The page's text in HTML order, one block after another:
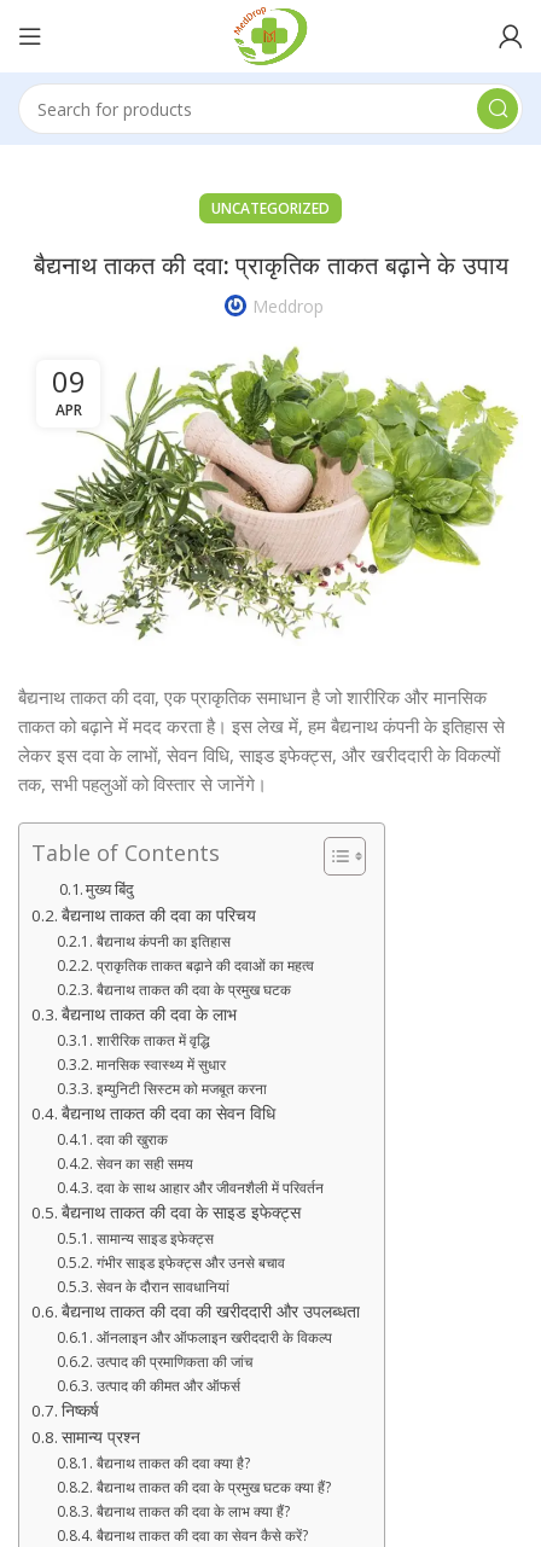
UNCATEGORIZED
बैद्यनाथ ताकत की दवा: प्राकृतिक ताकत बढ़ाने के उपाय
Meddrop
09
APR
बैद्यनाथ ताकत की दवा, एक प्राकृतिक समाधान है जो शारीरिक और मानसिक
ताकत को बढ़ाने में मदद करता है। इस लेख में, हम बैद्यनाथ कंपनी के इतिहास से
लेकर इस दवा के लाभों, सेवन विधि, साइड इफेक्ट्स, और खरीददारी के विकल्पों
तक, सभी पहलुओं को विस्तार से जानेंगे।
Table of Contents
मुख्य बिंदु
बैद्यनाथ ताकत की दवा का परिचय
बैद्यनाथ कंपनी का इतिहास
प्राकृतिक ताकत बढ़ाने की दवाओं का महत्व
बैद्यनाथ ताकत की दवा के प्रमुख घटक
बैद्यनाथ ताकत की दवा के लाभ
शारीरिक ताकत में वृद्धि
मानसिक स्वास्थ्य में सुधार
इम्युनिटी सिस्टम को मजबूत करना
बैद्यनाथ ताकत की दवा का सेवन विधि
दवा की खुराक
सेवन का सही समय
दवा के साथ आहार और जीवनशैली में परिवर्तन
बैद्यनाथ ताकत की दवा के साइड इफेक्ट्स
सामान्य साइड इफेक्ट्स
गंभीर साइड इफेक्ट्स और उनसे बचाव
सेवन के दौरान सावधानियां
बैद्यनाथ ताकत की दवा की खरीददारी और उपलब्धता
ऑनलाइन और ऑफलाइन खरीददारी के विकल्प
उत्पाद की प्रमाणिकता की जांच
उत्पाद की कीमत और ऑफर्स
निष्कर्ष
सामान्य प्रश्न
बैद्यनाथ ताकत की दवा क्या है?
बैद्यनाथ ताकत की दवा के प्रमुख घटक क्या हैं?
बैद्यनाथ ताकत की दवा के लाभ क्या हैं?
बैद्यनाथ ताकत की दवा का सेवन कैसे करें?